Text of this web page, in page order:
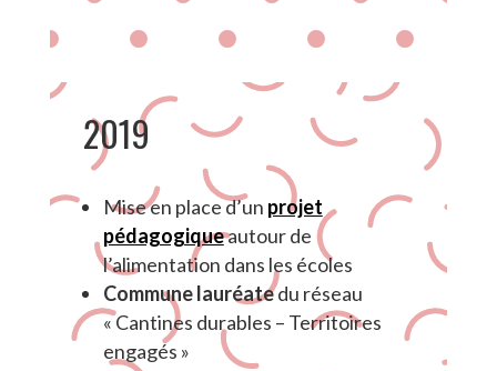
2019
Mise en place d’un projet
pédagogiqueautour de
l’alimentation dans les écoles
Commune lauréatedu réseau
« Cantines durables – Territoires
engagés »